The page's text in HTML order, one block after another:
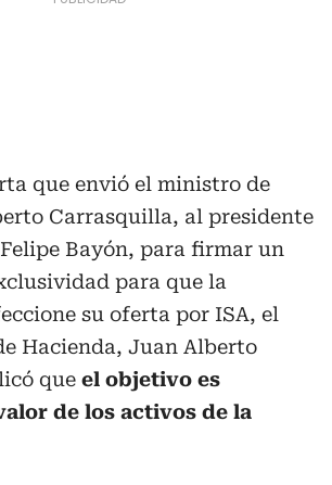
que envió el ministro de
Carrasquilla, al presidente
Bayón, para firmar un
para que la
su oferta por ISA, el
Hacienda, Juan Alberto
que el objetivo es
de los activos de la